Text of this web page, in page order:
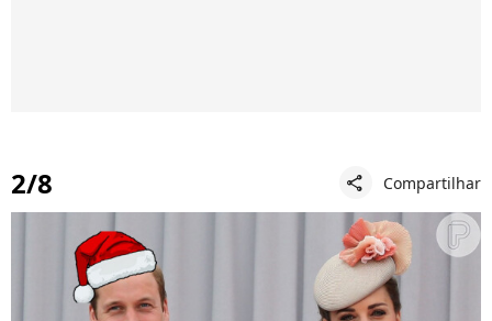
2/8 share Compartilhar